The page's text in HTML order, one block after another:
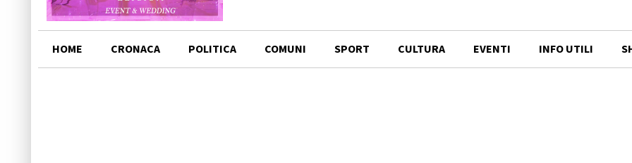
HOME CRONACA POLITICA COMUNI SPORT CULTURA EVENTI INFO UTILI